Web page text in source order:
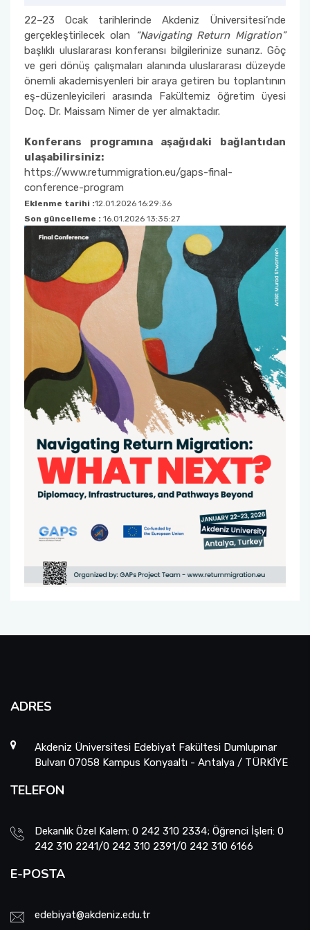
22–23 Ocak tarihlerinde Akdeniz Üniversitesi’nde
gerçekleştirilecek olan
“Navigating Return Migration”
başlıklı uluslararası konferansı bilgilerinize sunarız. Göç
ve geri dönüş çalışmaları alanında uluslararası düzeyde
önemli akademisyenleri bir araya getiren bu toplantının
eş-düzenleyicileri arasında Fakültemiz öğretim üyesi
Doç. Dr. Maissam Nimer de yer almaktadır.
Konferans programına aşağıdaki bağlantıdan
ulaşabilirsiniz:
https://www.returnmigration.eu/gaps-final-
conference-program
Eklenme tarihi :12.01.2026 16:29:36
Son güncelleme : 16.01.2026 13:35:27
ADRES
Akdeniz Üniversitesi Edebiyat Fakültesi Dumlupınar
Bulvarı 07058 Kampus Konyaaltı - Antalya / TÜRKİYE
TELEFON
Dekanlık Özel Kalem: 0 242 310 2334; Öğrenci İşleri: 0
242 310 2241/0 242 310 2391/0 242 310 6166
E-POSTA
edebiyat@akdeniz.edu.tr
Sanat Tarihi Bölümü
Sosyoloji Bölümü
Tarih Bölümü
Edebiyat Fakültesi Kazı ve Yüzey Araştırmaları
Sempozyumu
Etkinlikler
Duyurular
İş Akış Takvimi